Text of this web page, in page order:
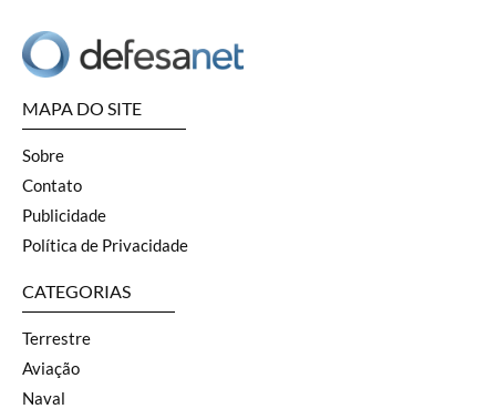
MAPA DO SITE
Sobre
Contato
Publicidade
Política de Privacidade
CATEGORIAS
Terrestre
Aviação
Naval